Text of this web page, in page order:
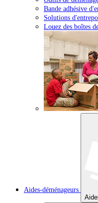
Bande adhésive
Solutions
Louez des boîtes
Aides-déménageurs